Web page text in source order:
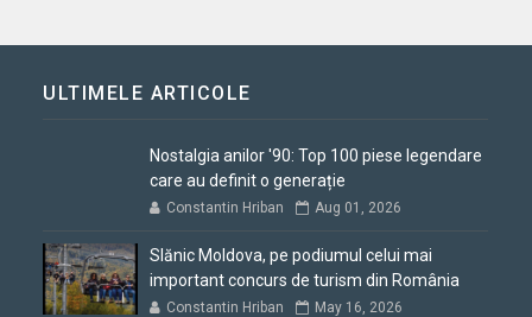
ULTIMELE ARTICOLE
Nostalgia anilor '90: Top 100 piese legendare
care au definit o generație
Constantin Hriban Aug 01, 2026
Slănic Moldova, pe podiumul celui mai
important concurs de turism din România
Constantin Hriban May 16, 2026